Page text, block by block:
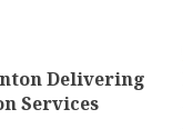
Delivering
Services